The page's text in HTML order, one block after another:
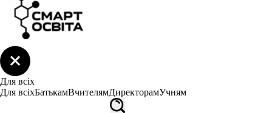
Для всіх
Для всіхБатькамВчителямДиректорамУчням